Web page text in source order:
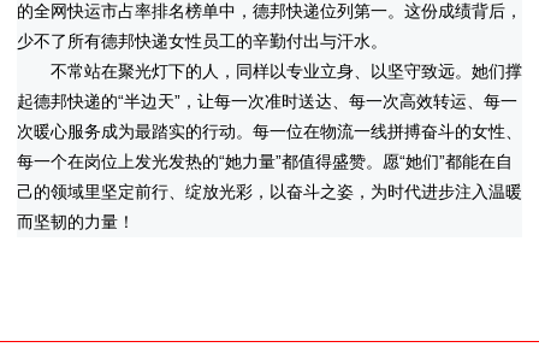
的全网快运市占率排名榜单中，德邦快递位列第一。这份成绩背后，
少不了所有德邦快递女性员工的辛勤付出与汗水。
不常站在聚光灯下的人，同样以专业立身、以坚守致远。她们撑
起德邦快递的“半边天”，让每一次准时送达、每一次高效转运、每一
次暖心服务成为最踏实的行动。每一位在物流一线拼搏奋斗的女性、
每一个在岗位上发光发热的“她力量”都值得盛赞。愿“她们”都能在自
己的领域里坚定前行、绽放光彩，以奋斗之姿，为时代进步注入温暖
而坚韧的力量！